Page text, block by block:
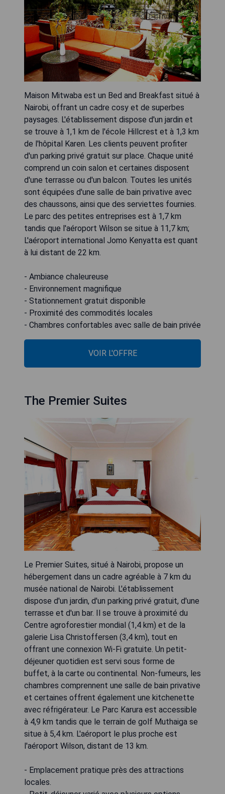
Maison Mitwaba est un Bed and Breakfast situé à
Nairobi, offrant un cadre cosy et de superbes
paysages. L'établissement dispose d'un jardin et
se trouve à 1,1 km de l'école Hillcrest et à 1,3 km
de l'hôpital Karen. Les clients peuvent profiter
d'un parking privé gratuit sur place. Chaque unité
comprend un coin salon et certaines disposent
d'une terrasse ou d'un balcon. Toutes les unités
sont équipées d'une salle de bain privative avec
des chaussons, ainsi que des serviettes fournies.
Le parc des petites entreprises est à 1,7 km
tandis que l'aéroport Wilson se situe à 11,7 km;
L'aéroport international Jomo Kenyatta est quant
à lui distant de 22 km.
- Ambiance chaleureuse
- Environnement magnifique
- Stationnement gratuit disponible
- Proximité des commodités locales
- Chambres confortables avec salle de bain privée
VOIR L'OFFRE
The Premier Suites
Le Premier Suites, situé à Nairobi, propose un
hébergement dans un cadre agréable à 7 km du
musée national de Nairobi. L'établissement
dispose d'un jardin, d'un parking privé gratuit, d'une
terrasse et d'un bar. Il se trouve à proximité du
Centre agroforestier mondial (1,4 km) et de la
galerie Lisa Christoffersen (3,4 km), tout en
offrant une connexion Wi-Fi gratuite. Un petit-
déjeuner quotidien est servi sous forme de
buffet, à la carte ou continental. Non-fumeurs, les
chambres comprennent une salle de bain privative
et certaines offrent également une kitchenette
avec réfrigérateur. Le Parc Karura est accessible
à 4,9 km tandis que le terrain de golf Muthaiga se
situe à 5,4 km. L'aéroport le plus proche est
l'aéroport Wilson, distant de 13 km.
- Emplacement pratique près des attractions
locales.